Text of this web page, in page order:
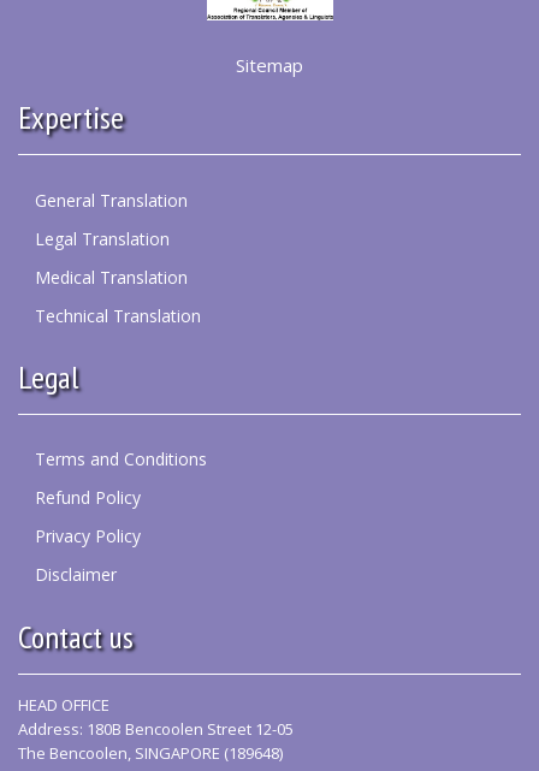
Sitemap
Expertise
General Translation
Legal Translation
Medical Translation
Technical Translation
Legal
Terms and Conditions
Refund Policy
Privacy Policy
Disclaimer
Contact us
HEAD OFFICE
Address: 180B Bencoolen Street 12-05
The Bencoolen, SINGAPORE (189648)